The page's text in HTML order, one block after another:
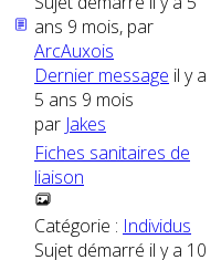
ans 9 mois, par
ArcAuxois
Dernier message il y a
5 ans 9 mois
par Jakes
Fiches sanitaires de
liaison
Catégorie : Individus
Sujet démarré il y a 10